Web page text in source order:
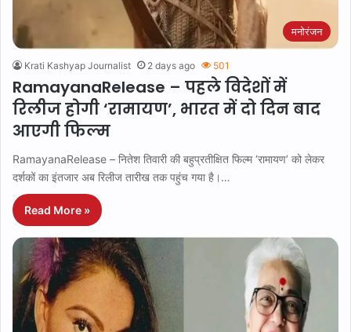
मनोरंजन
Krati Kashyap Journalist 2 days ago 501
RamayanaRelease – पहले विदेशों में
रिलीज होगी ‘रामायण’, भारत में दो दिन बाद
आएगी फिल्म
RamayanaRelease – नितेश तिवारी की बहुप्रतीक्षित फिल्म ‘रामायण’ को लेकर
दर्शकों का इंतजार अब रिलीज तारीख तक पहुंच गया है।…
Read More »